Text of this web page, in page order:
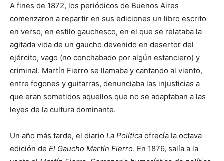
A fines de 1872, los periódicos de Buenos Aires
comenzaron a repartir en sus ediciones un libro escrito
en verso, en estilo gauchesco, en el que se relataba la
agitada vida de un gaucho devenido en desertor del
ejército, vago (no conchabado por algún estanciero) y
criminal. Martín Fierro se llamaba y cantando al viento,
entre fogones y guitarras, denunciaba las injusticias a
que eran sometidos aquellos que no se adaptaban a las
leyes de la cultura dominante.
Un año más tarde, el diario La Política ofrecía la octava
edición de El Gaucho Martín Fierro. En 1876, salía a la